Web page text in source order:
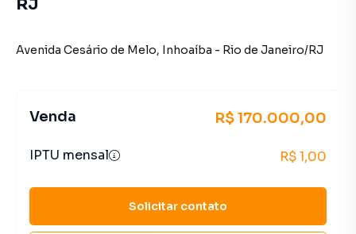
RJ
Avenida Cesário de Melo, Inhoaíba - Rio de Janeiro/RJ
Venda R$ 170.000,00
IPTU mensal R$ 1,00
Solicitar contato